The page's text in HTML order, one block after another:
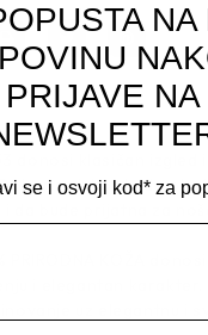
su izbor kada
PRIRODNA KOŽA
i elegantan karakter.
NA
PRIJAVE NA
se i osvoji kod* za